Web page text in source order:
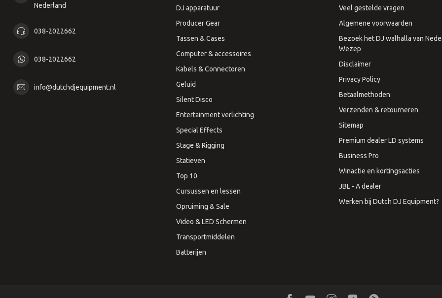
Nederland
038-2022662
038-2022662
info@dutchdjequipment.nl
DJ apparatuur
Producer Gear
Tassen & Cases
Computer & accessoires
Kabels & Connectoren
Geluid
Silent Disco
Entertainment verlichting
Special Effects
Stage & Rigging
Statieven
Top 10
Cursussen en lessen
Opruiming & Sale
Video & LED Schermen
Transportmiddelen
Batterijen
Veel gestelde vragen
Algemene voorwaarden
Bezoek het DJ walhalla van
Wezep
Disclaimer
Privacy Policy
Betaalmethoden
Verzenden & retourneren
Sitemap
Premium dealer LD systems
Business Pro
Winactie en kortingsacties
JBL - A dealer
Werken bij Dutch DJ Equipment?